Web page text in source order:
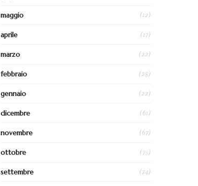
maggio (12)
aprile (17)
marzo (22)
febbraio (28)
gennaio (22)
dicembre (61)
novembre (67)
ottobre (75)
settembre (74)